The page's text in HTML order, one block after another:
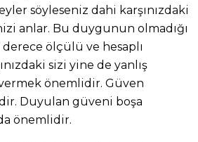
söyleseniz dahi karşınızdaki
anlar. Bu duygunun olmadığı
ölçülü ve hesaplı
sizi yine de yanlış
önemlidir. Güven
Duyulan güveni boşa
önemlidir.